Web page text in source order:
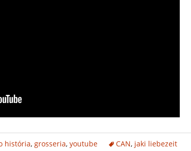
história, grosseria, youtube CAN, jaki liebezeit